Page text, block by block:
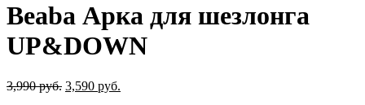
Beaba Арка для шезлонга
UP&DOWN
3,990руб. Первоначальная
3,590 руб.